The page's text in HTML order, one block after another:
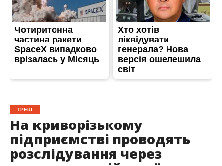
ТРЕШ
На криворізькому
підприємстві проводять
розслідування через